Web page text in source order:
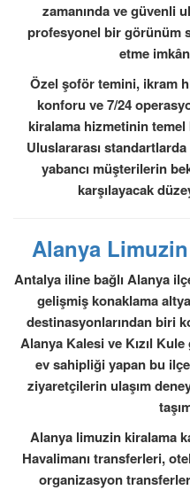
zamanında ve güvenli
profesyonel bir görünüm
etme
Özel şoför temini, ikram
konforu ve 7/24
kiralama hizmetinin
Uluslararası
yabancı müşterilerin
karşılayacak
Alanya
Antalya iline bağlı Alanya
gelişmiş konaklama
destinasyonlarından biri
Alanya Kalesi ve Kızıl
ev sahipliği yapan bu
ziyaretçilerin ulaşım
Alanya limuzin kiralama
Havalimanı transferleri,
organizasyon